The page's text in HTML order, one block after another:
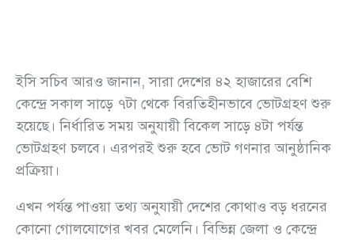
ইসি সচিব আরও জানান, সারা দেশের ৪২ হাজারের বেশি
কেন্দ্রে সকাল সাড়ে ৭টা থেকে বিরতিহীনভাবে ভোটগ্রহণ শুরু
হয়েছে। নির্ধারিত সময় অনুযায়ী বিকেল সাড়ে ৪টা পর্যন্ত
ভোটগ্রহণ চলবে। এরপরই শুরু হবে ভোট গণনার আনুষ্ঠানিক
প্রক্রিয়া।
এখন পর্যন্ত পাওয়া তথ্য অনুযায়ী দেশের কোথাও বড় ধরনের
কোনো গোলযোগের খবর মেলেনি। বিভিন্ন জেলা ও কেন্দ্রে